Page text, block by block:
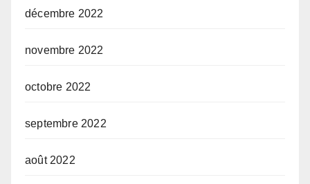
décembre 2022
novembre 2022
octobre 2022
septembre 2022
août 2022